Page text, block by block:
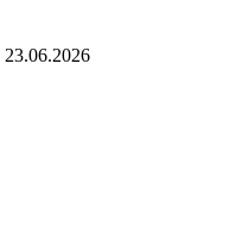
23.06.2026